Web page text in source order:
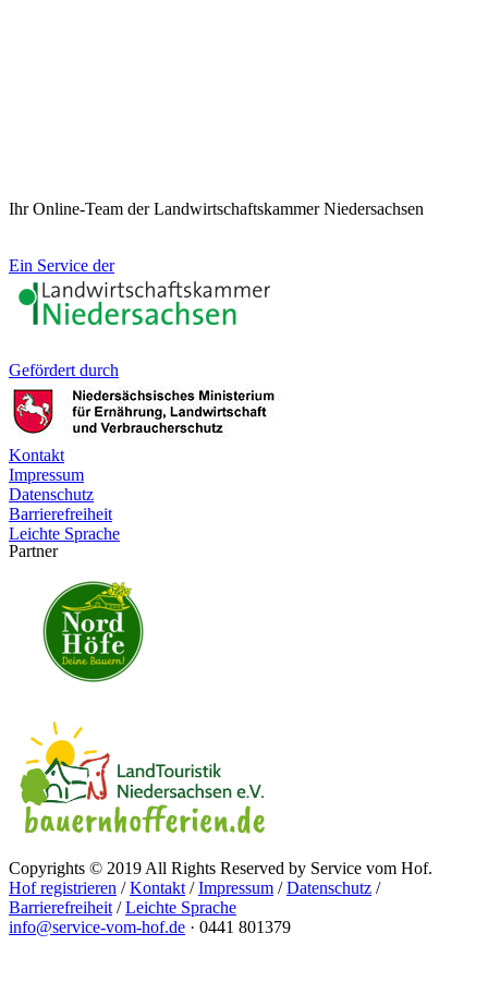
Ihr Online-Team der Landwirtschaftskammer Niedersachsen
Ein Service der
Gefördert durch
Kontakt
Impressum
Datenschutz
Barrierefreiheit
Leichte Sprache
Partner
Copyrights © 2019 All Rights Reserved by Service vom Hof.
Hof registrieren /Kontakt /Impressum /Datenschutz /
Barrierefreiheit /Leichte Sprache
info@service-vom-hof.de · 0441 801379